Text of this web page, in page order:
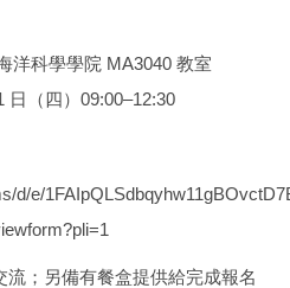
洋科學學院 MA3040 教室
日（四）09:00–12:30
d/e/
；另備有餐盒提供給完成報名